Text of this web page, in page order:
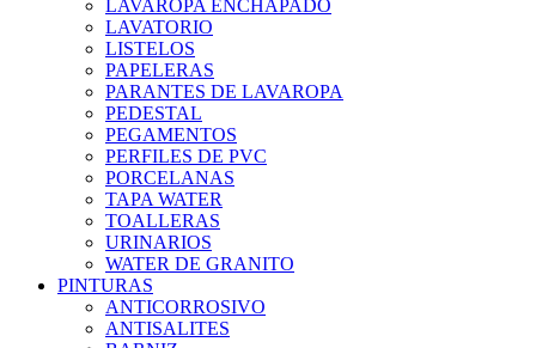
LAVAROPA ENCHAPADO
LAVATORIO
LISTELOS
PAPELERAS
PARANTES DE LAVAROPA
PEDESTAL
PEGAMENTOS
PERFILES DE PVC
PORCELANAS
TAPA WATER
TOALLERAS
URINARIOS
WATER DE GRANITO
PINTURAS
ANTICORROSIVO
ANTISALITES